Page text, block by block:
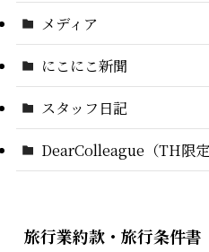
メディア
にこにこ新聞
スタッフ日記
DearColleague（TH限定
旅行業約款・旅行条件書